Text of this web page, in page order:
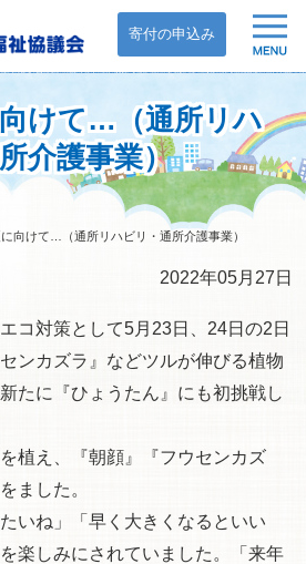
寄付の申込み
けて…（通所リハ
介護事業）
向けて…（通所リハビリ・通所介護事業）
2022年05月27日
コ対策として5月23日、24日の2日
ンカズラ』などツルが伸びる植物
たに『ひょうたん』にも初挑戦し
植え、『朝顔』『フウセンカズ
ました。
いね」「早く大きくなるといい
楽しみにされていました。「来年